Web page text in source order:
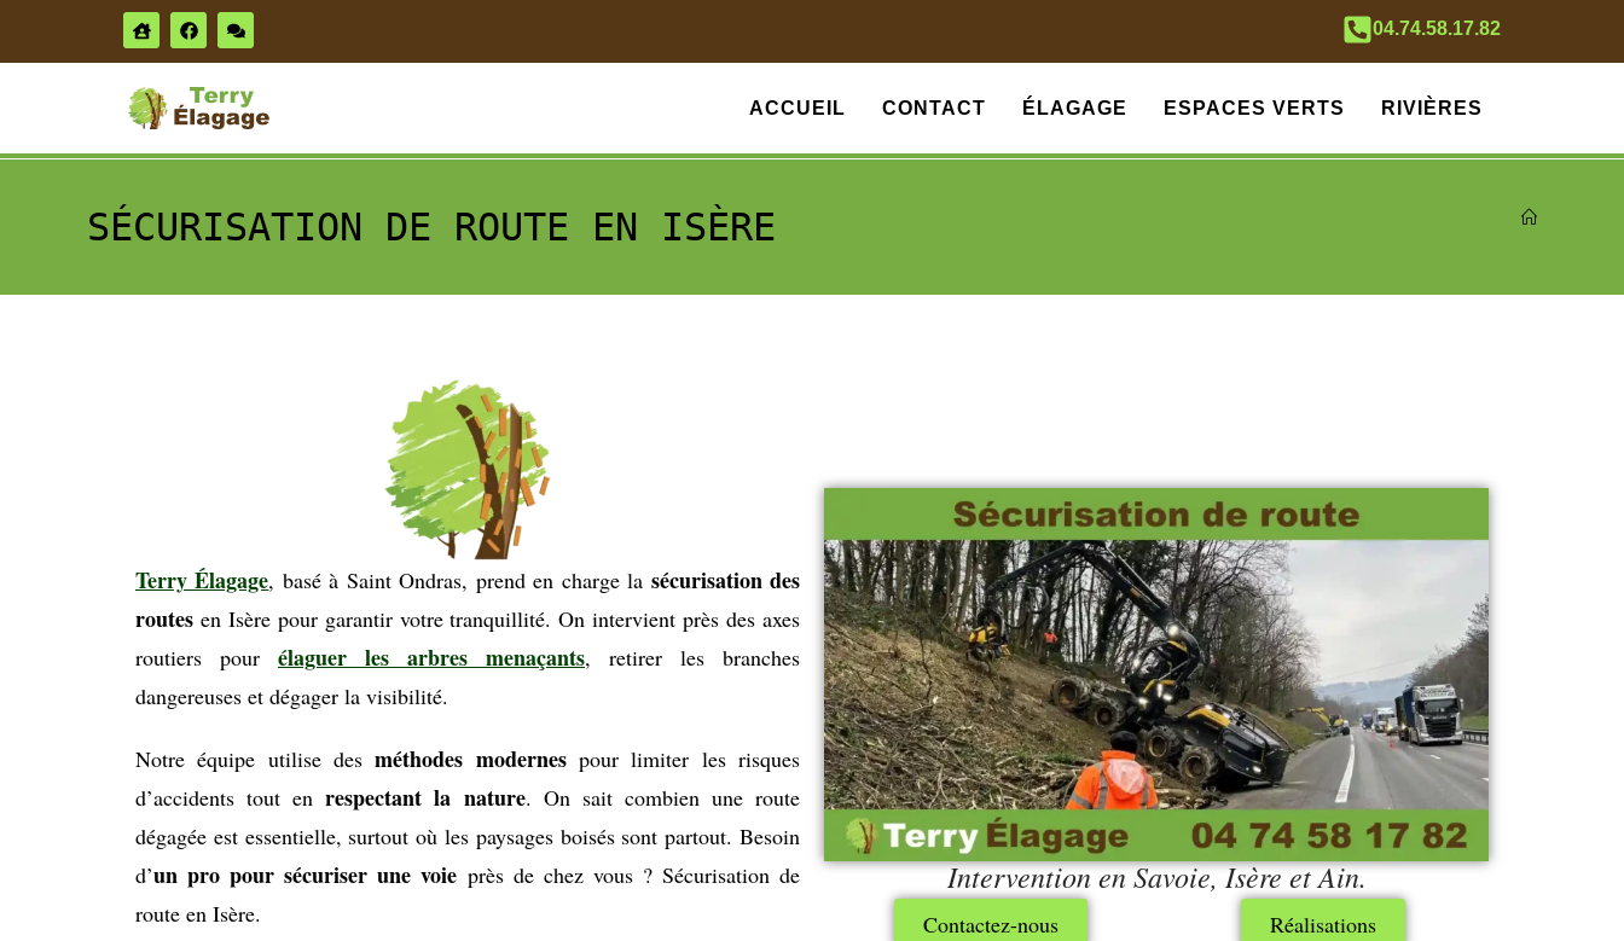
04.74.58.17.82
ACCUEIL CONTACT ÉLAGAGE ESPACES VERTS RIVIÈRES
SÉCURISATION DE ROUTE EN ISÈRE
Terry Élagage, basé à Saint Ondras, prend en charge la sécurisation des
routes en Isère pour garantir votre tranquillité. On intervient près des axes
routiers pour élaguer les arbres menaçants, retirer les branches
dangereuses et dégager la visibilité.
Notre équipe utilise desméthodes modernespour limiter les risques
d’accidents tout enrespectant la nature. On sait combien une route
dégagée est essentielle, surtout où les paysages boisés sont partout. Besoin
d’un pro pour sécuriser une voie près de chez vous ? Sécurisation de
route en Isère.
Intervention en Savoie, Isère et Ain.
Contactez-nous Réalisations